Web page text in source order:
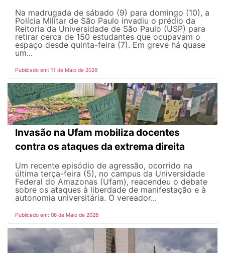
Na madrugada de sábado (9) para domingo (10), a
Polícia Militar de São Paulo invadiu o prédio da
Reitoria da Universidade de São Paulo (USP) para
retirar cerca de 150 estudantes que ocupavam o
espaço desde quinta-feira (7). Em greve há quase
um...
Publicado em: 11 de Maio de 2026
Invasão na Ufam mobiliza docentes
contra os ataques da extrema direita
Um recente episódio de agressão, ocorrido na
última terça-feira (5), no campus da Universidade
Federal do Amazonas (Ufam), reacendeu o debate
sobre os ataques à liberdade de manifestação e à
autonomia universitária. O vereador...
Publicado em: 08 de Maio de 2026